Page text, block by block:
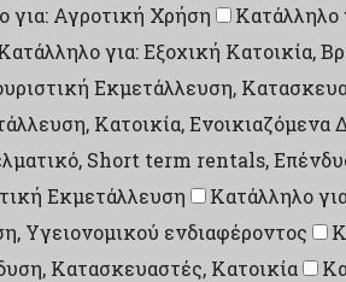
για: Αγροτική Χρήση Κατάλληλο
για: Εξοχική Κατοικία,
Εκμετάλλευση,
Κατοικία, Ενοικιαζόμενα
Short term rentals,
Εκμετάλλευση
Κατάλληλο
Υγειονομικού ενδιαφέροντος
Κατασκευαστές, Κατοικία